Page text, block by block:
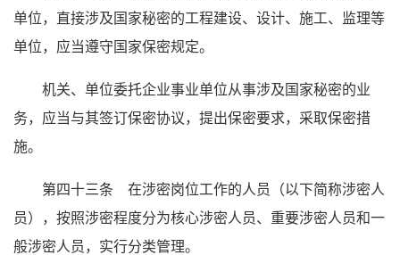
单位，直接涉及国家秘密的工程建设、设计、施工、监理等
单位，应当遵守国家保密规定。
机关、单位委托企业事业单位从事涉及国家秘密的业
务，应当与其签订保密协议，提出保密要求，采取保密措
施。
第四十三条 在涉密岗位工作的人员（以下简称涉密人
员），按照涉密程度分为核心涉密人员、重要涉密人员和一
般涉密人员，实行分类管理。